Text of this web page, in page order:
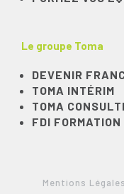
Le groupe Toma
DEVENIR
TOMA INTÉRIM
TOMA
FDI FORMATION
Mentions Légales